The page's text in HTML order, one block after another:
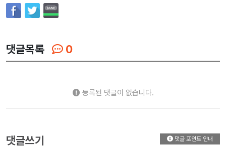
댓글목록 0
등록된 댓글이 없습니다.
댓글쓰기 댓글 포인트 안내